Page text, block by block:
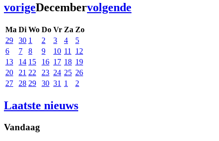
vorigeDecembervolgende
Ma Di Wo Do Vr Za Zo
29
30 1 2 3 4
5
6
7 8 9 10 11
12
13
14 15 16 17 18 19
20
21 22 23 24 25 26
27
28 29 30 31 1 2
Laatste nieuws
Vandaag